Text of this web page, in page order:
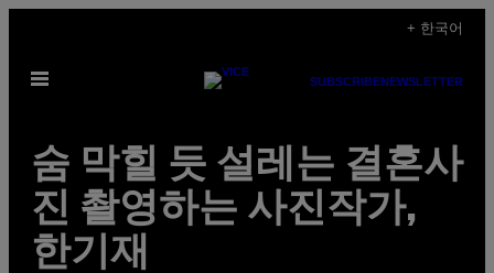
content
+ 한국어
Open
SUBSCRIBENEWSLETTER
숨 막힐 듯 설레는 결혼사
진 촬영하는 사진작가,
한기재